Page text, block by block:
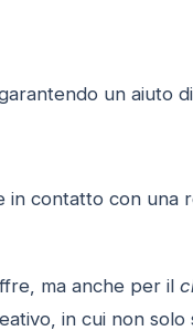
un aiuto
contatto con una
ma anche per il
in cui non